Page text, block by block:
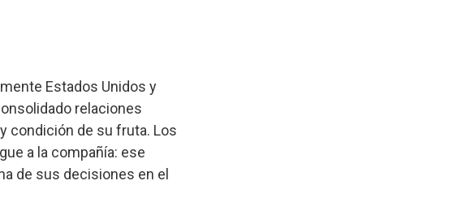
Estados Unidos y
relaciones
condición de su fruta. Los
a la compañía: ese
de sus decisiones en el